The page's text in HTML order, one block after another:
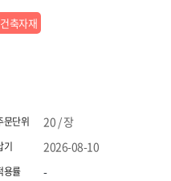
20 / 장
건축자재
2026-08-10
-